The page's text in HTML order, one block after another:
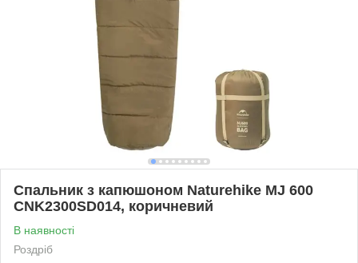
Спальник з капюшоном Naturehike MJ 600
CNK2300SD014, коричневий
В наявності
Роздріб